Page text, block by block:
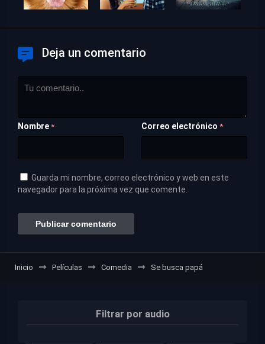
Deja un comentario
Nombre * Correo electrónico *
Guarda mi nombre, correo electrónico y web en este
navegador para la próxima vez que comente.
Inicio Películas Comedia Se busca papá
Filtrar por audio